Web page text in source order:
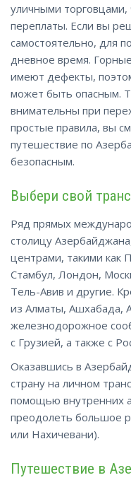
уличными
переплаты. Если вы
самостоятельно, для
дневное время.
имеют дефекты,
может быть опасным.
внимательны при
простые правила, вы
путешествие по
безопасным.
Выбери свой
Ряд прямых
столицу
центрами, такими как
Стамбул, Лондон,
Тель-Авив и другие.
из Алматы, Ашхабада,
железнодорожное
с Грузией, а также с
Оказавшись в
страну на личном
помощью внутренних
преодолеть большое
или Нахичевани).
Путешествие в